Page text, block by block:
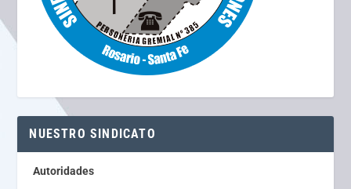
NUESTRO SINDICATO
Autoridades